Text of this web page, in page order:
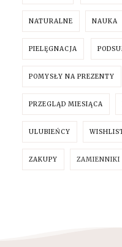
NATURALNE NAUKA
PIELĘGNACJA
POMYSŁY NA PREZENTY
PRZEGLĄD MIESIĄCA
ULUBIEŃCY
ZAKUPY ZAMIENNIKI